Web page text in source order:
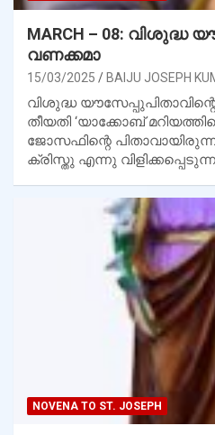
MARCH – 08: വിശുദ്ധ
വണക്കമാ
15/03/2025 BAIJU JOSEPH
വിശുദ്ധ
തീയതി ‘യാക്കോബ്
ജോസഫിന്റെ
ക്രിസ്തു എന്നു
NOVENA TO ST. JOSEPH